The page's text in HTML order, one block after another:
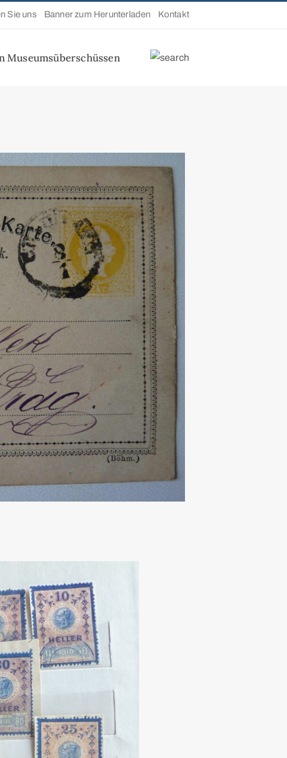
Sie uns Banner zum Herunterladen Kontakt
Museumsüberschüssen